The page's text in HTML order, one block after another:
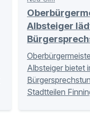
Albsteiger
Albsteiger bietet
Stadtteilen